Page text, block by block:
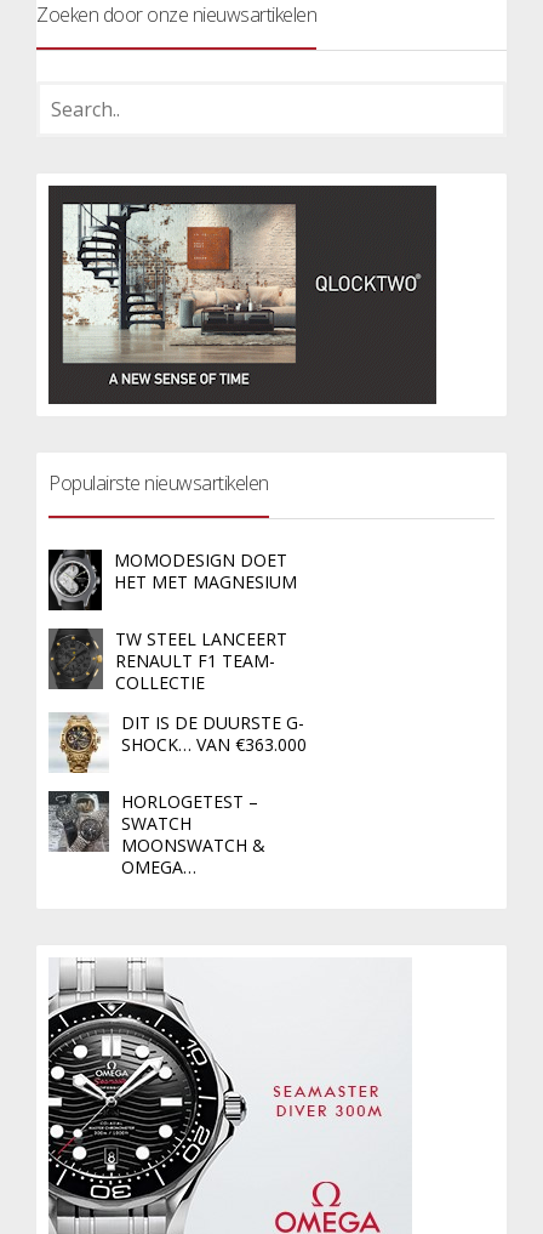
Zoeken door onze nieuwsartikelen
Populairste nieuwsartikelen
MOMODESIGN DOET
HET MET MAGNESIUM
TW STEEL LANCEERT
RENAULT F1 TEAM-
COLLECTIE
DIT IS DE DUURSTE G-
SHOCK… VAN €363.000
HORLOGETEST –
SWATCH
MOONSWATCH &
OMEGA…